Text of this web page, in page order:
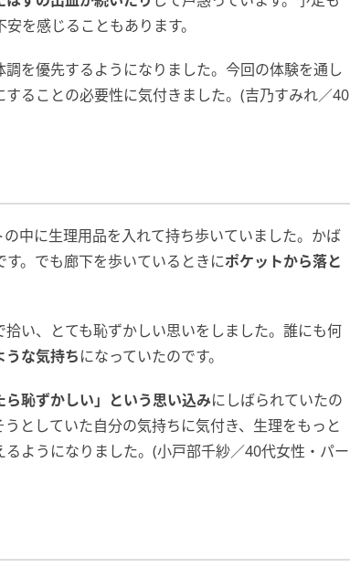
を感じることもあります。
を優先するようになりました。今回の体験を通し
ることの必要性に気付きました。(吉乃すみれ／40
中に生理用品を入れて持ち歩いていました。かば
。でも廊下を歩いているときにポケットから落と
い、とても恥ずかしい思いをしました。誰にも何
うな気持ちになっていたのです。
ら恥ずかしい」という思い込みにしばられていたの
としていた自分の気持ちに気付き、生理をもっと
ようになりました。(小戸部千紗／40代女性・パー